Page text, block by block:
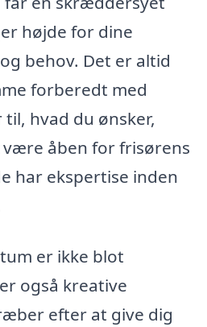
højde for dine
behov. Det er altid
forberedt med
hvad du ønsker,
være åben for frisørens
har ekspertise inden
er ikke blot
også kreative
efter at give dig